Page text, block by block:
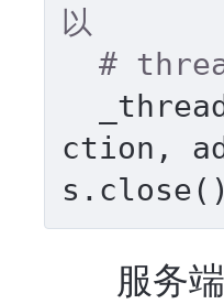
以
#
ction,
s.close()
服务端